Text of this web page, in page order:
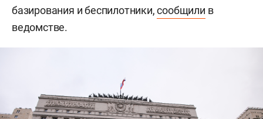
базирования и беспилотники,сообщили в
ведомстве.